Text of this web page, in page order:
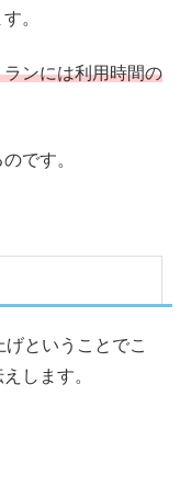
。
ンには利用時間の
です。
ということでこ
します。